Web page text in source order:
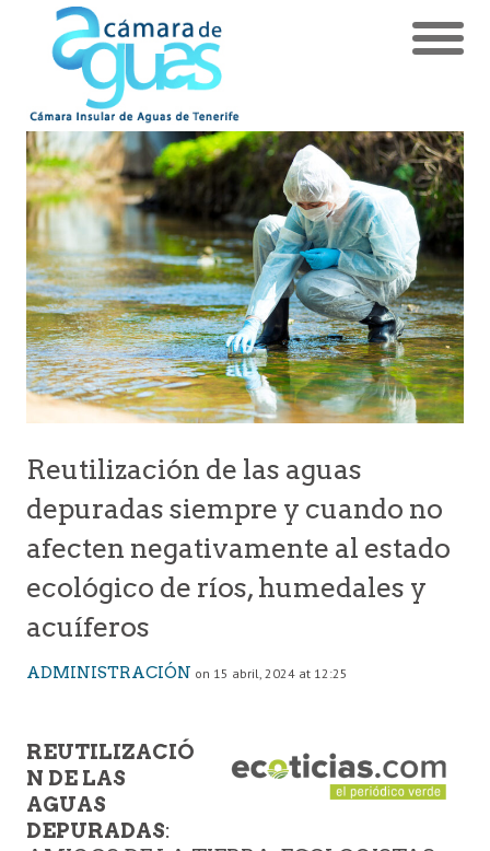
Reutilización de las aguas
depuradas siempre y cuando no
afecten negativamente al estado
ecológico de ríos, humedales y
acuíferos
ADMINISTRACIÓN on 15 abril, 2024 at 12:25
REUTILIZACIÓ
N DE LAS
AGUAS
DEPURADAS: